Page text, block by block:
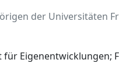
der Universitäten
für Eigenentwicklungen;